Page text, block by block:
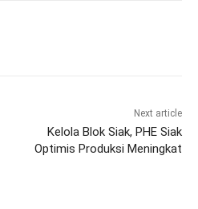
Next article
Kelola Blok Siak, PHE Siak
Optimis Produksi Meningkat